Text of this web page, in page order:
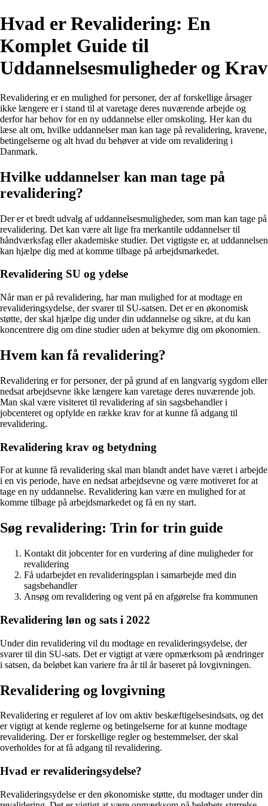
Hvad er Revalidering: En
Komplet Guide til
Uddannelsesmuligheder og Krav
Revalidering er en mulighed for personer, der af forskellige årsager
ikke længere er i stand til at varetage deres nuværende arbejde og
derfor har behov for en ny uddannelse eller omskoling. Her kan du
læse alt om, hvilke uddannelser man kan tage på revalidering, kravene,
betingelserne og alt hvad du behøver at vide om revalidering i
Danmark.
Hvilke uddannelser kan man tage på
revalidering?
Der er et bredt udvalg af uddannelsesmuligheder, som man kan tage på
revalidering. Det kan være alt lige fra merkantile uddannelser til
håndværksfag eller akademiske studier. Det vigtigste er, at uddannelsen
kan hjælpe dig med at komme tilbage på arbejdsmarkedet.
Revalidering SU og ydelse
Når man er på revalidering, har man mulighed for at modtage en
revalideringsydelse, der svarer til SU-satsen. Det er en økonomisk
støtte, der skal hjælpe dig under din uddannelse og sikre, at du kan
koncentrere dig om dine studier uden at bekymre dig om økonomien.
Hvem kan få revalidering?
Revalidering er for personer, der på grund af en langvarig sygdom eller
nedsat arbejdsevne ikke længere kan varetage deres nuværende job.
Man skal være visiteret til revalidering af sin sagsbehandler i
jobcenteret og opfylde en række krav for at kunne få adgang til
revalidering.
Revalidering krav og betydning
For at kunne få revalidering skal man blandt andet have været i arbejde
i en vis periode, have en nedsat arbejdsevne og være motiveret for at
tage en ny uddannelse. Revalidering kan være en mulighed for at
komme tilbage på arbejdsmarkedet og få en ny start.
Søg revalidering: Trin for trin guide
Kontakt dit jobcenter for en vurdering af dine muligheder for
revalidering
Få udarbejdet en revalideringsplan i samarbejde med din
sagsbehandler
Ansøg om revalidering og vent på en afgørelse fra kommunen
Revalidering løn og sats i 2022
Under din revalidering vil du modtage en revalideringsydelse, der
svarer til din SU-sats. Det er vigtigt at være opmærksom på ændringer
i satsen, da beløbet kan variere fra år til år baseret på lovgivningen.
Revalidering og lovgivning
Revalidering er reguleret af lov om aktiv beskæftigelsesindsats, og det
er vigtigt at kende reglerne og betingelserne for at kunne modtage
revalidering. Der er forskellige regler og bestemmelser, der skal
overholdes for at få adgang til revalidering.
Hvad er revalideringsydelse?
Revalideringsydelse er den økonomiske støtte, du modtager under din